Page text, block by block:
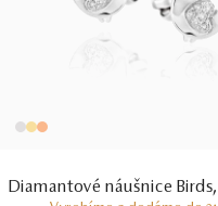
Diamantové náušnice